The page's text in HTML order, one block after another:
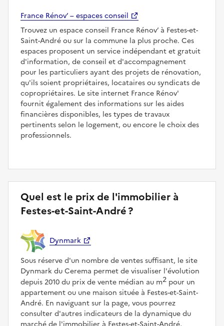
France Rénov’ – espaces conseil
Trouvez un espace conseil France Rénov’ à Festes-et-
Saint-André ou sur la commune la plus proche. Ces
espaces proposent un service indépendant et gratuit
d'information, de conseil et d'accompagnement
pour les particuliers ayant des projets de rénovation,
qu'ils soient propriétaires, locataires ou syndicats de
copropriétaires. Le site internet France Rénov'
fournit également des informations sur les aides
financières disponibles, les types de travaux
pertinents selon le logement, ou encore le choix des
professionnels.
Quel est le prix de l'immobilier à
Festes-et-Saint-André ?
Dynmark
Sous réserve d'un nombre de ventes suffisant, le site
Dynmark du Cerema permet de visualiser l'évolution
depuis 2010 du prix de vente médian au m2 pour un
appartement ou une maison située à Festes-et-Saint-
André. En naviguant sur la page, vous pourrez
consulter d'autres indicateurs de la dynamique du